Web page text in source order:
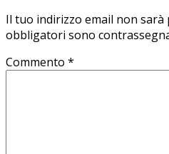
Il tuo indirizzo email non sarà
obbligatori sono
Commento *